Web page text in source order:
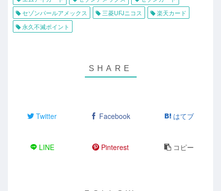
セゾンパールアメックス
三菱UFJニコス
楽天カード
永久不滅ポイント
Twitter Facebook はてブ
LINE Pinterest コピー